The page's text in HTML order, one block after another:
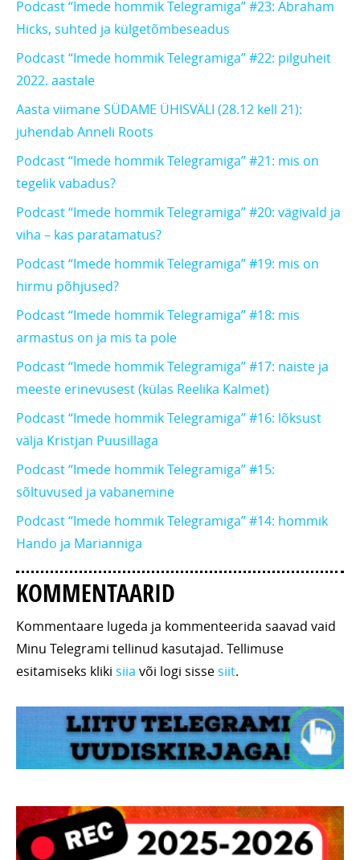
Podcast “Imede hommik Telegramiga” #23: Abraham
Hicks, suhted ja külgetõmbeseadus
Podcast “Imede hommik Telegramiga” #22: pilguheit
2022. aastale
Aasta viimane SÜDAME ÜHISVÄLI (28.12 kell 21):
juhendab Anneli Roots
Podcast “Imede hommik Telegramiga” #21: mis on
tegelik vabadus?
Podcast “Imede hommik Telegramiga” #20: vägivald ja
viha – kas paratamatus?
Podcast “Imede hommik Telegramiga” #19: mis on
hirmu põhjused?
Podcast “Imede hommik Telegramiga” #18: mis
armastus on ja mis ta pole
Podcast “Imede hommik Telegramiga” #17: naiste ja
meeste erinevusest (külas Reelika Kalmet)
Podcast “Imede hommik Telegramiga” #16: lõksust
välja Kristjan Puusillaga
Podcast “Imede hommik Telegramiga” #15:
sõltuvused ja vabanemine
Podcast “Imede hommik Telegramiga” #14: hommik
Hando ja Marianniga
KOMMENTAARID
Kommentaare lugeda ja kommenteerida saavad vaid
Minu Telegrami tellinud kasutajad. Tellimuse
esitamiseks kliki siia või logi sissesiit.